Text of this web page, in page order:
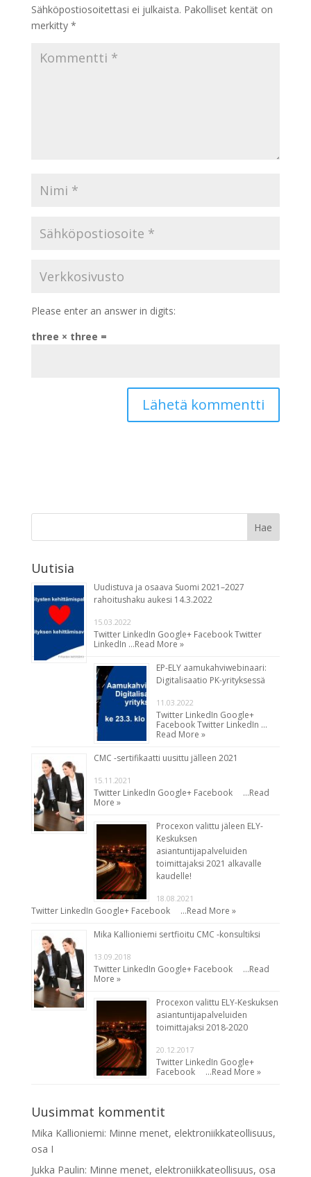
Sähköpostiosoitettasi ei julkaista. Pakolliset kentät on
merkitty *
Please enter an answer in digits:
three × three =
Uutisia
Uudistuva ja osaava Suomi 2021–2027
rahoitushaku aukesi 14.3.2022
15.03.2022
Twitter LinkedIn Google+ Facebook Twitter
LinkedIn …Read More »
EP-ELY aamukahviwebinaari:
Digitalisaatio PK-yrityksessä
11.03.2022
Twitter LinkedIn Google+
Facebook Twitter LinkedIn …
Read More »
CMC -sertifikaatti uusittu jälleen 2021
15.11.2021
Twitter LinkedIn Google+ Facebook …Read
More »
Procexon valittu jäleen ELY-
Keskuksen
asiantuntijapalveluiden
toimittajaksi 2021 alkavalle
kaudelle!
18.08.2021
Twitter LinkedIn Google+ Facebook …Read More »
Mika Kallioniemi sertfioitu CMC -konsultiksi
13.09.2018
Twitter LinkedIn Google+ Facebook …Read
More »
Procexon valittu ELY-Keskuksen
asiantuntijapalveluiden
toimittajaksi 2018-2020
20.12.2017
Twitter LinkedIn Google+
Facebook …Read More »
Uusimmat kommentit
Mika Kallioniemi: Minne menet, elektroniikkateollisuus,
osa I
Jukka Paulin: Minne menet, elektroniikkateollisuus, osa